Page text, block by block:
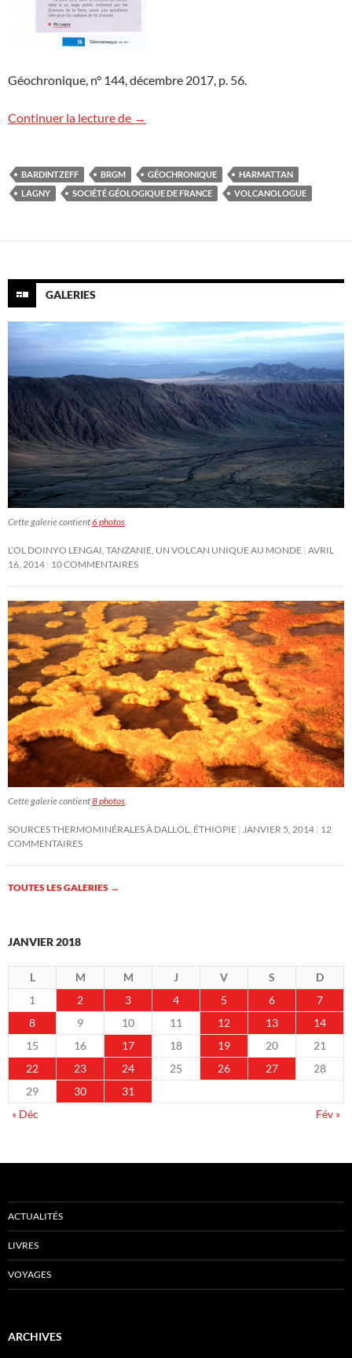
Géochronique, n° 144, décembre 2017, p. 56.
Continuer la lecture de Livre « Volcanologue » dans «
→
BARDINTZEFF BRGM GÉOCHRONIQUE
HARMATTAN
LAGNY
SOCIÉTÉ GÉOLOGIQUE DE FRANCE VOLCANOLOGUE
GALERIES
Cette galerie contient6 photos
L’OL DOINYO LENGAI, TANZANIE, UN VOLCAN UNIQUE AU MONDE AVRIL
16, 2014 10 COMMENTAIRES
Cette galerie contient8 photos
SOURCES THERMOMINÉRALES À DALLOL, ÉTHIOPIE JANVIER 5, 2014 12
COMMENTAIRES
TOUTES LES GALERIES →
JANVIER 2018
L M M J V S
D
1
2 3 4 5 6
7
8
9 10 11 12 13
14
15
16 17 18 19 20
21
22
23 24 25 26 27
28
29
30
31
« Déc
Fév »
ACTUALITÉS
LIVRES
VOYAGES
ARCHIVES